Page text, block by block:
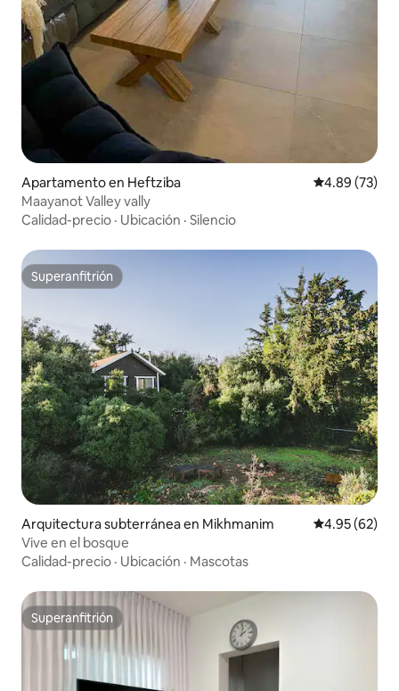
Apartamento en Heftziba Calificación
4.89 (73)
Maayanot Valley vally
Calidad-precio · Ubicación · Silencio
Superanfitrión
Superanfitrión
Arquitectura subterránea en Mikhmanim Calificación
4.95 (62)
Vive en el bosque
Calidad-precio · Ubicación · Mascotas
Superanfitrión
Superanfitrión